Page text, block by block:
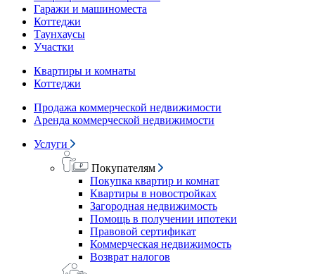
Гаражи и машиноместа
Коттеджи
Таунхаусы
Участки
Квартиры и комнаты
Коттеджи
Продажа коммерческой недвижимости
Аренда коммерческой недвижимости
Услуги
Покупателям
Покупка квартир и комнат
Квартиры в новостройках
Загородная недвижимость
Помощь в получении ипотеки
Правовой сертификат
Коммерческая недвижимость
Возврат налогов